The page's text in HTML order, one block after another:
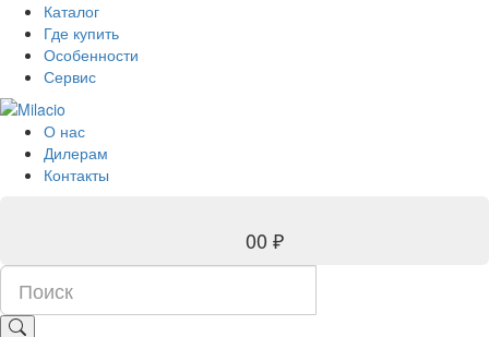
Каталог
Где купить
Особенности
Сервис
О нас
Дилерам
Контакты
00 ₽